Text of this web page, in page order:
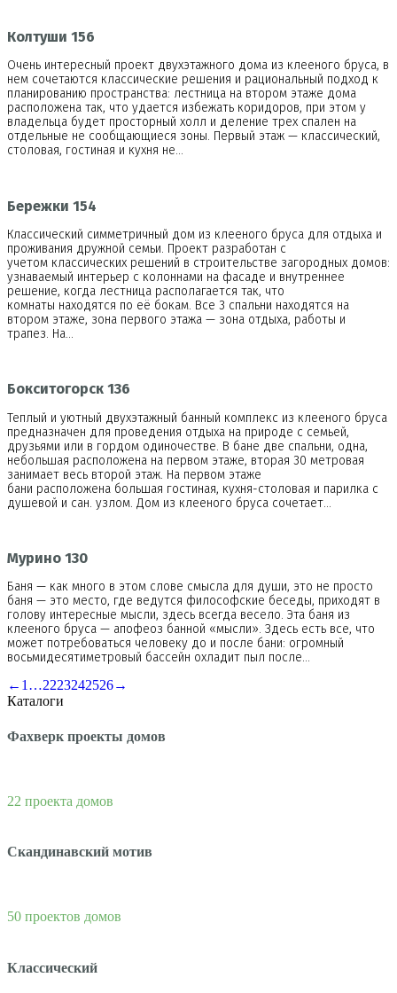
Колтуши 156
Очень интересный проект двухэтажного дома из клееного бруса, в
нем сочетаются классические решения и рациональный подход к
планированию пространства: лестница на втором этаже дома
расположена так, что удается избежать коридоров, при этом у
владельца будет просторный холл и деление трех спален на
отдельные не сообщающиеся зоны. Первый этаж — классический,
столовая, гостиная и кухня не…
Бережки 154
Классический симметричный дом из клееного бруса для отдыха и
проживания дружной семьи. Проект разработан с
учетом классических решений в строительстве загородных домов:
узнаваемый интерьер с колоннами на фасаде и внутреннее
решение, когда лестница располагается так, что
комнаты находятся по её бокам. Все 3 спальни находятся на
втором этаже, зона первого этажа — зона отдыха, работы и
трапез. На…
Бокситогорск 136
Теплый и уютный двухэтажный банный комплекс из клееного бруса
предназначен для проведения отдыха на природе с семьей,
друзьями или в гордом одиночестве. В бане две спальни, одна,
небольшая расположена на первом этаже, вторая 30 метровая
занимает весь второй этаж. На первом этаже
бани расположена большая гостиная, кухня-столовая и парилка с
душевой и сан. узлом. Дом из клееного бруса сочетает…
Мурино 130
Баня — как много в этом слове смысла для души, это не просто
баня — это место, где ведутся философские беседы, приходят в
голову интересные мысли, здесь всегда весело. Эта баня из
клееного бруса — апофеоз банной «мысли». Здесь есть все, что
может потребоваться человеку до и после бани: огромный
восьмидесятиметровый бассейн охладит пыл после…
← 1 …2223242526→
Каталоги
Фахверк проекты домов
22 проекта домов
Скандинавский мотив
50 проектов домов
Классический